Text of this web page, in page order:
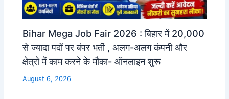
Bihar Mega Job Fair 2026 : बिहार में 20,000
से ज्यादा पदों पर बंपर भर्ती , अलग-अलग कंपनी और
क्षेत्रो में काम करने के मौका- ऑनलाइन शुरू
August 6, 2026